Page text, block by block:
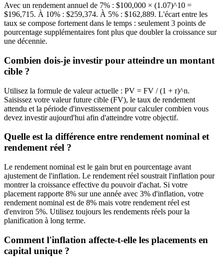
Avec un rendement annuel de 7% : $100,000 × (1.07)^10 =
$196,715. À 10% : $259,374. À 5% : $162,889. L'écart entre les
taux se compose fortement dans le temps : seulement 3 points de
pourcentage supplémentaires font plus que doubler la croissance sur
une décennie.
Combien dois-je investir pour atteindre un montant
cible ?
Utilisez la formule de valeur actuelle : PV = FV / (1 + r)^n.
Saisissez votre valeur future cible (FV), le taux de rendement
attendu et la période d'investissement pour calculer combien vous
devez investir aujourd'hui afin d'atteindre votre objectif.
Quelle est la différence entre rendement nominal et
rendement réel ?
Le rendement nominal est le gain brut en pourcentage avant
ajustement de l'inflation. Le rendement réel soustrait l'inflation pour
montrer la croissance effective du pouvoir d'achat. Si votre
placement rapporte 8% sur une année avec 3% d'inflation, votre
rendement nominal est de 8% mais votre rendement réel est
d'environ 5%. Utilisez toujours les rendements réels pour la
planification à long terme.
Comment l'inflation affecte-t-elle les placements en
capital unique ?